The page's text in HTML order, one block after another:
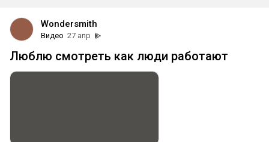
Wondersmith
Видео 27 апр
Люблю смотреть как люди работают